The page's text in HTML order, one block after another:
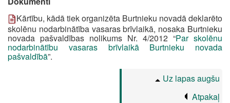
Kārtību, kādā tiek organizēta Burtnieku novadā deklarēto
skolēnu nodarbinātība vasaras brīvlaikā, nosaka Burtnieku
novada pašvaldības nolikums Nr. 4/2012 “Par skolēnu
nodarbinātību vasaras brīvlaikā Burtnieku novada
pašvaldībā”.
Uz lapas augšu
Atpakaļ